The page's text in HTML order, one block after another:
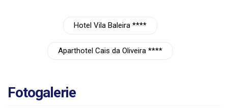
Hotel Vila Baleira ****
Aparthotel Cais da Oliveira ****
Fotogalerie